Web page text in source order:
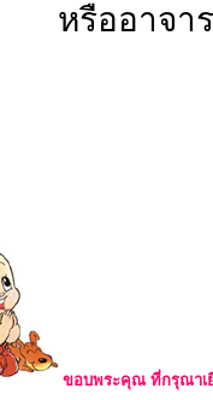
หรืออาจา
ขอบพระคุณ ที่กรุณาเ